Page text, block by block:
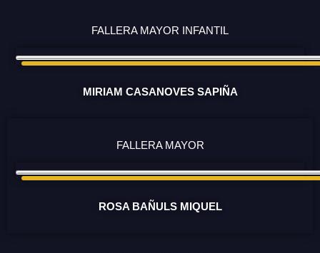
FALLERA MAYOR INFANTIL
MIRIAM CASANOVES SAPIÑA
FALLERA MAYOR
ROSA BAÑULS MIQUEL